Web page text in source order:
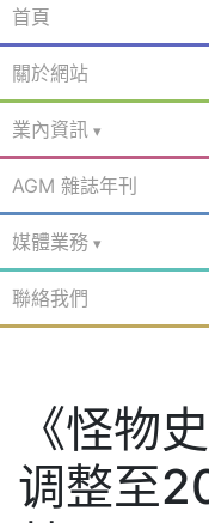
首頁
關於網站
業內資訊
AGM 雜誌年刊
媒體業務
聯絡我們
《怪物
调整至